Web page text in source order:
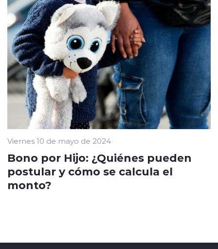
Viernes 10 de mayo de 2024
Bono por Hijo: ¿Quiénes pueden
postular y cómo se calcula el
monto?